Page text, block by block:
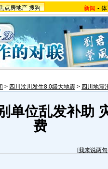
点房地产 搜狗 新闻 -
> 四川汶川发生8.0级大地震 > 四川地震
单位乱发补助
费
[我来说两句